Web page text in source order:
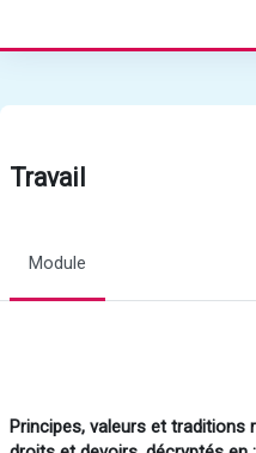
Travail
Module
Principes, valeurs et traditions